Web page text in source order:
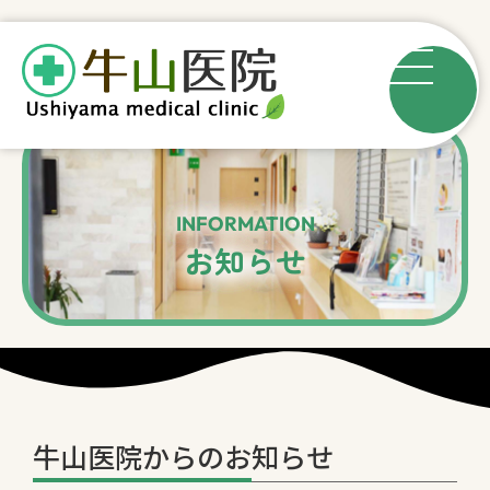
INFORMATION
お知らせ
牛山医院からのお知らせ